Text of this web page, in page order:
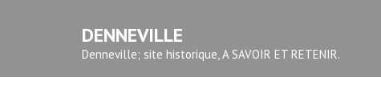
(Pressez
DENNEVILLE
Denneville; site historique, A SAVOIR ET RETENIR.